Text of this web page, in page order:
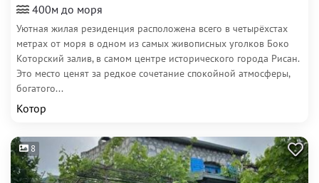
400м до моря
Уютная жилая резиденция расположена всего в четырёхстах
метрах от моря в одном из самых живописных уголков Боко
Которский залив, в самом центре исторического города Рисан.
Это место ценят за редкое сочетание спокойной атмосферы,
богатого...
Котор
8